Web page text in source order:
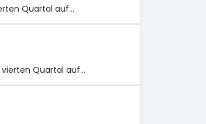
Quartal auf…
vierten Quartal auf…